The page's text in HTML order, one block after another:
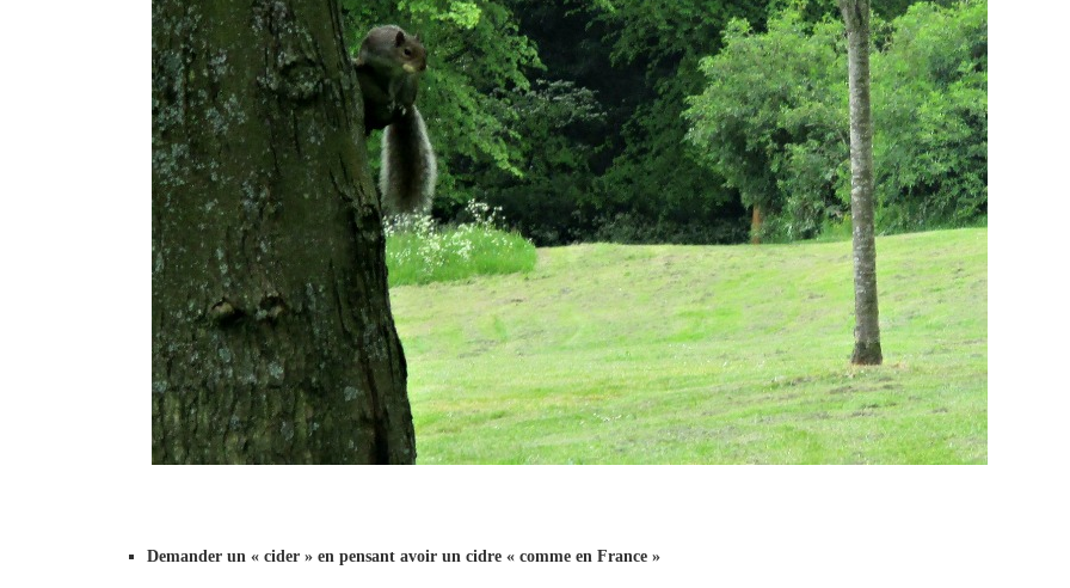
Demander un « cider » en pensant avoir un cidre « comme en France »